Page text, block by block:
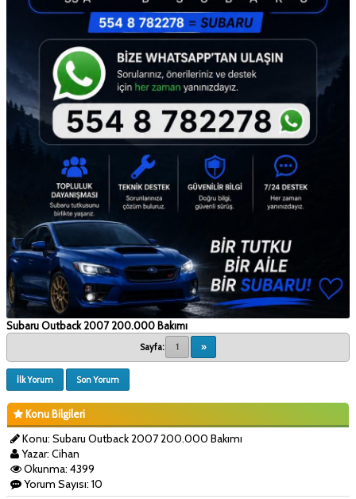
Subaru Outback 2007 200.000 Bakımı
Sayfa: 1 »
İlk Yorum Son Yorum
Konu Bilgileri
Konu: Subaru Outback 2007 200.000 Bakımı
Yazar: Cihan
Okunma: 4399
Yorum Sayısı: 10